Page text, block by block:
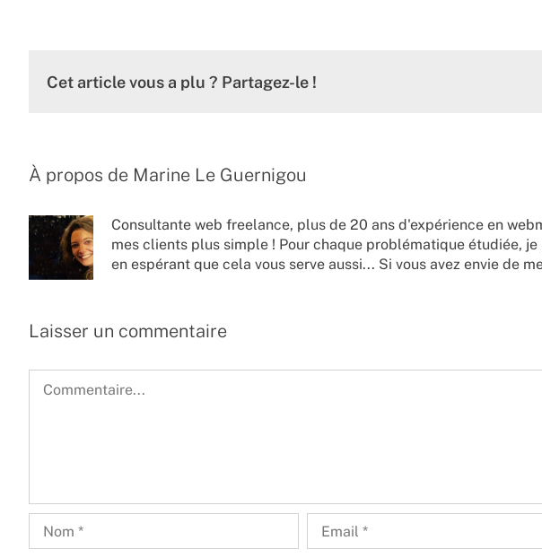
Cet article vous a plu ? Partagez-le !
À propos de Marine Le Guernigou
Consultante web freelance, plus de 20 ans d'expérience en
mes clients plus simple ! Pour chaque problématique étudiée,
en espérant que cela vous serve aussi... Si vous avez envie de
Laisser un commentaire